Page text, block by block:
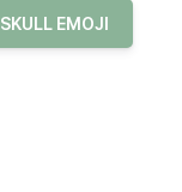
SKULL EMOJI